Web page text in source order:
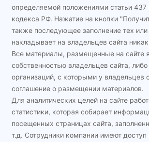
определяемой положениями статьи 437
кодекса РФ. Нажатие на кнопки
также последующее заполнение тех
накладывает на владельцев сайта
Все материалы, размещенные на сайте
собственностью владельцев сайта,
организаций, с которыми у владельцев
соглашение о размещении материалов.
Для аналитических целей на сайте
статистики, которая собирает
посещенных страницах сайта,
т.д. Сотрудники компании имеют доступ